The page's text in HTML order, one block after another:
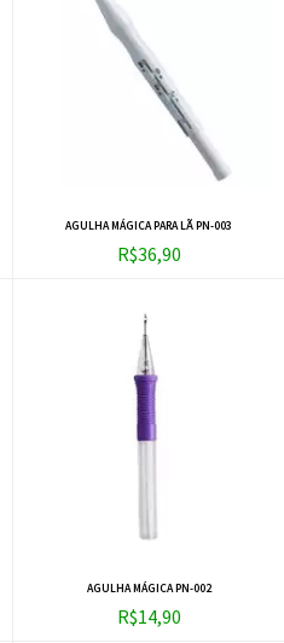
AGULHA MÁGICA PARA LÃ PN-003
R$36,90
AGULHA MÁGICA PN-002
R$14,90